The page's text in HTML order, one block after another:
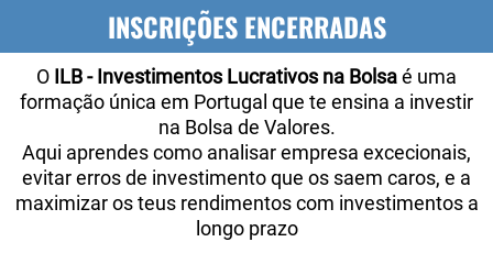
INSCRIÇÕES ENCERRADAS
O ILB - Investimentos Lucrativos na Bolsaé uma
formação única em Portugal que te ensina a investir
na Bolsa de Valores.
Aqui aprendes como analisar empresa excecionais,
evitar erros de investimento que os saem caros, e a
maximizar os teus rendimentos com investimentos a
longo prazo